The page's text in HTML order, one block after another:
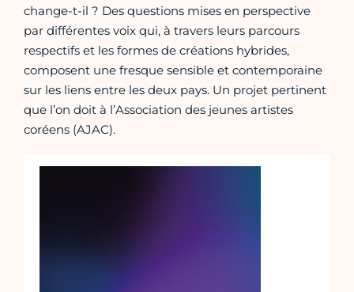
change-t-il ? Des questions mises en perspective
par différentes voix qui, à travers leurs parcours
respectifs et les formes de créations hybrides,
composent une fresque sensible et contemporaine
sur les liens entre les deux pays. Un projet pertinent
que l’on doit à l’Association des jeunes artistes
coréens (AJAC).